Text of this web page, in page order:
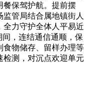
餐保驾护航。提前摆
管局结合属地镇街人
力守护全体人平易近
，连结通信通顺，保
食物储存、留样办理等
测，对沉点欢迎单元